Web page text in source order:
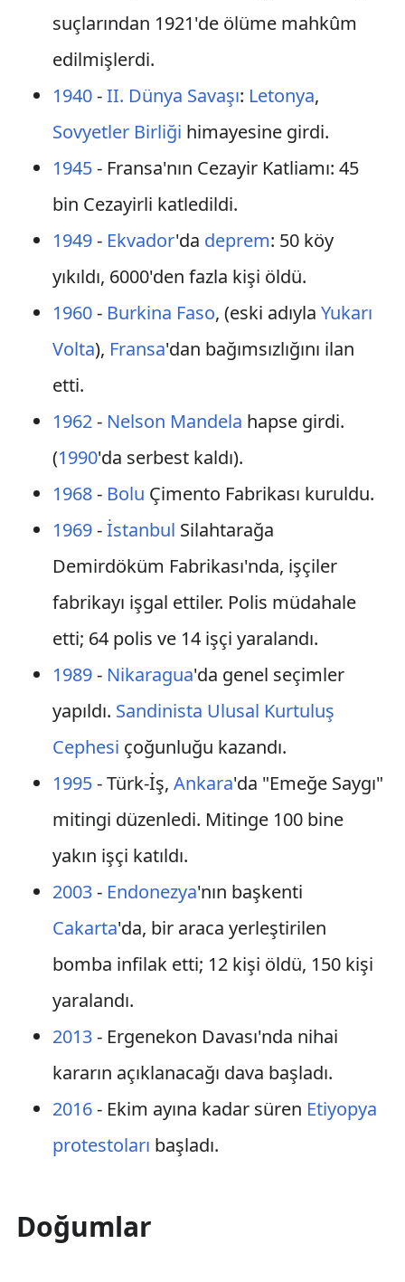
suçlarından 1921'de ölüme mahkûm
edilmişlerdi.
1940-II. Dünya Savaşı: Letonya,
Sovyetler Birliği himayesine girdi.
1945- Fransa'nın Cezayir Katliamı: 45
bin Cezayirli katledildi.
1949- Ekvador'da deprem: 50 köy
yıkıldı, 6000'den fazla kişi öldü.
1960- Burkina Faso, (eski adıyla Yukarı
Volta), Fransa'dan bağımsızlığını ilan
etti.
1962- Nelson Mandela hapse girdi.
(1990'da serbest kaldı).
1968- Bolu Çimento Fabrikası kuruldu.
1969-İstanbul Silahtarağa
Demirdöküm Fabrikası'nda, işçiler
fabrikayı işgal ettiler. Polis müdahale
etti; 64 polis ve 14 işçi yaralandı.
1989- Nikaragua'da genel seçimler
yapıldı. Sandinista Ulusal Kurtuluş
Cephesi çoğunluğu kazandı.
1995- Türk-İş, Ankara'da "Emeğe Saygı"
mitingi düzenledi. Mitinge 100 bine
yakın işçi katıldı.
2003- Endonezya'nın başkenti
Cakarta'da, bir araca yerleştirilen
bomba infilak etti; 12 kişi öldü, 150 kişi
yaralandı.
2013- Ergenekon Davası'nda nihai
kararın açıklanacağı dava başladı.
2016- Ekim ayına kadar süren Etiyopya
protestoları başladı.
Doğumlar